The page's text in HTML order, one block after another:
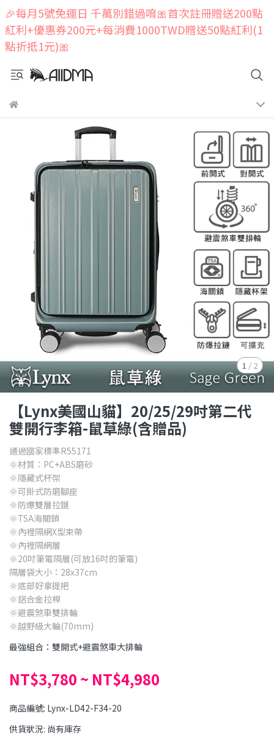
🎉每月5號免運日 千萬別錯過唷🎀首次註冊贈送200點
紅利+優惠券200元+每消費1000TWD贈送50點紅利(1
點折抵1元)🎀
1 / 2
【Lynx美國山貓】20/25/29吋第二代
雙開行李箱-鼠草綠(含贈品)
通過國家標準R55171
🌞材質：PC+ABS磨砂
🌞隱藏式杯架
🌞可掛式防磨腳座
🌞防爆雙層拉鏈
🌞TSA海關鎖
🌞內裡隔網X型束帶
🌞內裡隔網層
🌞20吋筆電隔層(可放16吋的筆電)
隔層袋大小：28x37cm
🌞底部好拿提把
🌞鋁合金拉桿
🌞避震煞車雙排輪
🌞越野級大輪(70mm)
最強組合：雙開式+避震煞車大排輪
NT$3,780 ~ NT$4,980
商品編號: Lynx-LD42-F34-20
供貨狀況: 尚有庫存